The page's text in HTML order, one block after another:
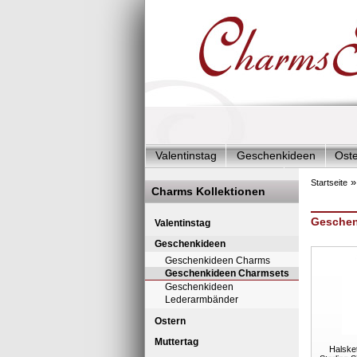
Valentinstag Geschenkideen
Charms Start-Angebote
Charms
Silberschmuck & mehr
Charms -
Charms Kollektionen
Valentinstag
Geschenkideen
Geschenkideen Charms
Geschenkideen Charmsets
Geschenkideen
Lederarmbänder
Ostern
Muttertag
Startseite »